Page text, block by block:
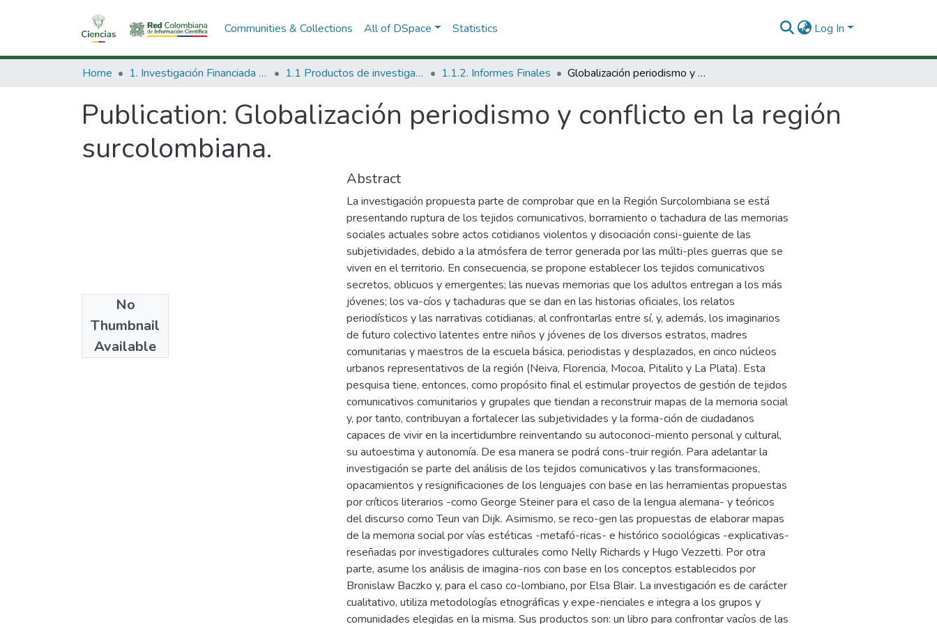
Communities & Collections All of DSpace Statistics Log In
Home 1. Investigación Financiada con Recursos Públicos 1.1 Productos de investigación 1.1.2. Informes Finales Globalización periodismo y conflicto en la región surcolombiana.
Publication: Globalización periodismo y conflicto en la región
surcolombiana.
No
Thumbnail
Available
2001
Abstract
La investigación propuesta parte de comprobar que en la Región Surcolombiana se está
presentando ruptura de los tejidos comunicativos, borramiento o tachadura de las memorias
sociales actuales sobre actos cotidianos violentos y disociación consi-guiente de las
subjetividades, debido a la atmósfera de terror generada por las múlti-ples guerras que se
viven en el territorio. En consecuencia, se propone establecer los tejidos comunicativos
secretos, oblicuos y emergentes; las nuevas memorias que los adultos entregan a los más
jóvenes; los va-cíos y tachaduras que se dan en las historias oficiales, los relatos
periodísticos y las narrativas cotidianas, al confrontarlas entre sí, y, además, los imaginarios
de futuro colectivo latentes entre niños y jóvenes de los diversos estratos, madres
comunitarias y maestros de la escuela básica, periodistas y desplazados, en cinco núcleos
urbanos representativos de la región (Neiva, Florencia, Mocoa, Pitalito y La Plata). Esta
pesquisa tiene, entonces, como propósito final el estimular proyectos de gestión de tejidos
comunicativos comunitarios y grupales que tiendan a reconstruir mapas de la memoria social
y, por tanto, contribuyan a fortalecer las subjetividades y la forma-ción de ciudadanos
capaces de vivir en la incertidumbre reinventando su autoconoci-miento personal y cultural,
su autoestima y autonomía. De esa manera se podrá cons-truir región. Para adelantar la
investigación se parte del análisis de los tejidos comunicativos y las transformaciones,
opacamientos y resignificaciones de los lenguajes con base en las herramientas propuestas
por críticos literarios -como George Steiner para el caso de la lengua alemana- y teóricos
del discurso como Teun van Dijk. Asimismo, se reco-gen las propuestas de elaborar mapas
de la memoria social por vías estéticas -metafó-ricas- e histórico sociológicas -explicativas-
reseñadas por investigadores culturales como Nelly Richards y Hugo Vezzetti. Por otra
parte, asume los análisis de imagina-rios con base en los conceptos establecidos por
Bronislaw Baczko y, para el caso co-lombiano, por Elsa Blair. La investigación es de carácter
cualitativo, utiliza metodologías etnográficas y expe-rienciales e integra a los grupos y
comunidades elegidas en la misma. Sus productos son: un libro para confrontar vacíos de las